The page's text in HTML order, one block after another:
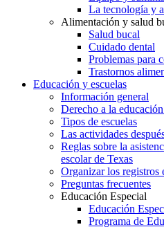
La tecnología y
Alimentación y salud
Salud bucal
Cuidado dental
Problemas para
Trastornos
Educación y escuelas
Información general
Derecho a la
Tipos de escuelas
Las actividades
Reglas sobre la
escolar de Texas
Organizar los registros
Preguntas frecuentes
Educación Especial
Educación
Programa de